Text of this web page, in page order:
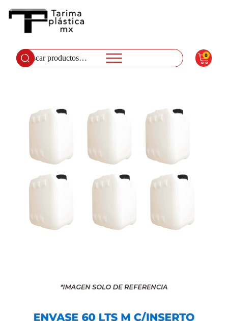
Buscar
por:
0